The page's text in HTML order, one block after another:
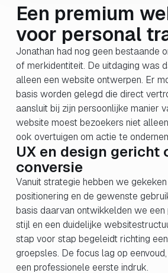
Een premium
voor personal
Jonathan had nog geen bestaande
of merkidentiteit. De uitdaging was
alleen een website ontwerpen. Er
basis worden gelegd die direct
aansluit bij zijn persoonlijke manier
website moest bezoekers niet
ook overtuigen om actie te
UX en design gericht
conversie
Vanuit strategie hebben we
positionering en de gewenste
basis daarvan ontwikkelden we een
stijl en een duidelijke
stap voor stap begeleidt richting
groepsles. De focus lag op
een professionele eerste indruk.